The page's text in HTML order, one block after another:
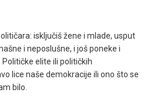
isključiš žene i mlade, usput
i neposlušne, i još poneke i
elite ili političkih
lice naše demokracije ili ono što se
bilo.